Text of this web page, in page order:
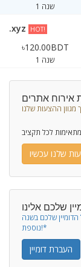
1 שנה
.xyz HOT!
৳120.00BDT
1 שנה
אירוח אתרים
ההצעות שלנו
לכל תקציב
שלנו עכשיו
שלכם אלינו
שלכם בשנה
נוספת!*
העברת דומיין